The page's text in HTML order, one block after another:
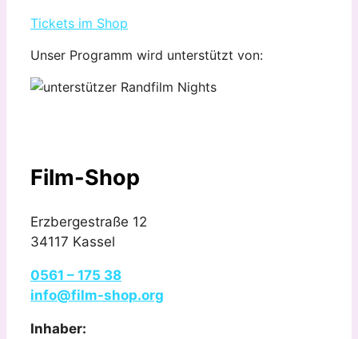
Tickets im Shop
Unser Programm wird unterstützt von:
Film-Shop
Erzbergestraße 12
34117 Kassel
0561 – 175 38
info@film-shop.org
Inhaber: